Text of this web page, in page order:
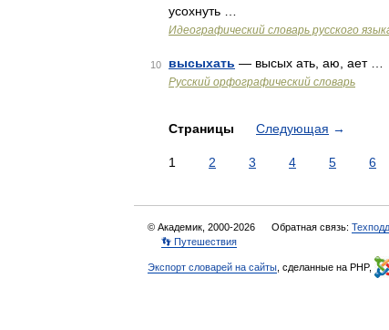
усохнуть …
Идеографический словарь русского
10 высыхать — высых ать, аю, ает …
Русский орфографический словарь
Страницы Следующая →
1 2 3 4 5 6
© Академик, 2000-2026 Обратная связь:
👣 Путешествия
Экспорт словарей на сайты , сделанные на PHP,